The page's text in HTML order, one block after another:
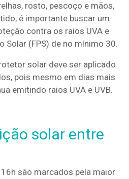
rosto, pescoço e mãos,
é importante buscar um
contra os raios UVA e
Solar (FPS) de no mínimo 30.
solar deve ser aplicado
pois mesmo em dias mais
emitindo raios UVA e UVB.
solar entre
são marcados pela maior